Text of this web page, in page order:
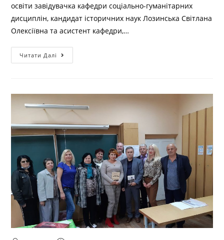
освіти завідувачка кафедри соціально-гуманітарних
дисциплін, кандидат історичних наук Лозинська Світлана
Олексіївна та асистент кафедри,…
Читати Далі